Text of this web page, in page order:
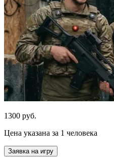
1300 руб.
Цена указана за 1 человека
Заявка на игру